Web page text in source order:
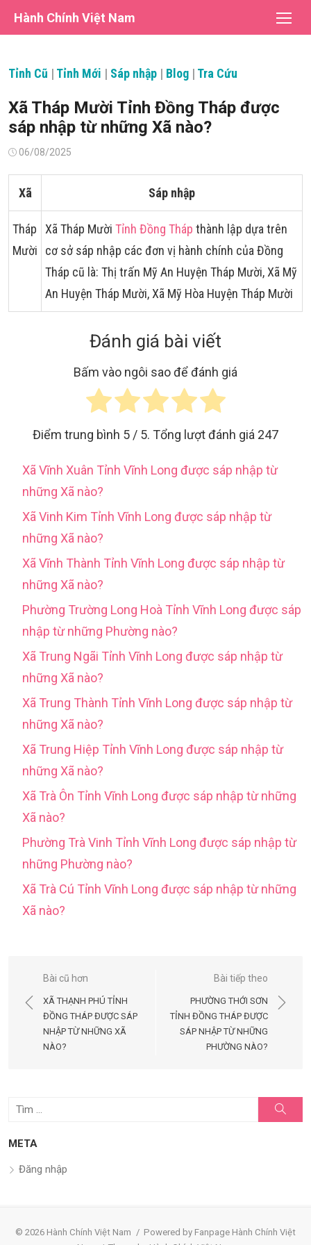
Hành Chính Việt Nam
Tỉnh Cũ | Tỉnh Mới | Sáp nhập | Blog | Tra Cứu
Xã Tháp Mười Tỉnh Đồng Tháp được
sáp nhập từ những Xã nào?
Đăng06/08/2025
Xã Sáp nhập
Tháp
Mười
Xã Tháp Mười Tỉnh Đồng Tháp thành lập dựa trên
cơ sở sáp nhập các đơn vị hành chính của Đồng
Tháp cũ là: Thị trấn Mỹ An Huyện Tháp Mười, Xã Mỹ
An Huyện Tháp Mười, Xã Mỹ Hòa Huyện Tháp Mười
Đánh giá bài viết
Bấm vào ngôi sao để đánh giá
Điểm trung bình 5 / 5. Tổng lượt đánh giá 247
Xã Vĩnh Xuân Tỉnh Vĩnh Long được sáp nhập từ
những Xã nào?
Xã Vinh Kim Tỉnh Vĩnh Long được sáp nhập từ
những Xã nào?
Xã Vĩnh Thành Tỉnh Vĩnh Long được sáp nhập từ
những Xã nào?
Phường Trường Long Hoà Tỉnh Vĩnh Long được sáp
nhập từ những Phường nào?
Xã Trung Ngãi Tỉnh Vĩnh Long được sáp nhập từ
những Xã nào?
Xã Trung Thành Tỉnh Vĩnh Long được sáp nhập từ
những Xã nào?
Xã Trung Hiệp Tỉnh Vĩnh Long được sáp nhập từ
những Xã nào?
Xã Trà Ôn Tỉnh Vĩnh Long được sáp nhập từ những
Xã nào?
Phường Trà Vinh Tỉnh Vĩnh Long được sáp nhập từ
những Phường nào?
Xã Trà Cú Tỉnh Vĩnh Long được sáp nhập từ những
Xã nào?
Điều
hướng
viết
Bài cũ hơn
XÃ THẠNH PHÚ TỈNH
ĐỒNG THÁP ĐƯỢC SÁP
NHẬP TỪ NHỮNG XÃ
NÀO?
Bài tiếp theo
PHƯỜNG THỚI SƠN
TỈNH ĐỒNG THÁP ĐƯỢC
SÁP NHẬP TỪ NHỮNG
PHƯỜNG NÀO?
Tìm
quả
kiếm
META
Đăng nhập
© 2026 Hành Chính Việt Nam / Powered by Fanpage Hành Chính Việt